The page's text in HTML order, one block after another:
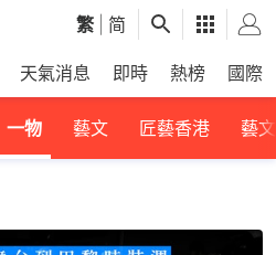
繁 简
天氣消息 即時 熱榜 國際
一物 藝文 匠藝香港 藝